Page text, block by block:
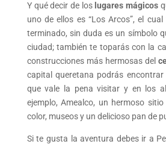
Y qué decir de los lugares mágicos
uno de ellos es “Los Arcos”, el
terminado, sin duda es un símbolo
ciudad; también te toparás con la
construcciones más hermosas del
capital queretana podrás
que vale la pena visitar y en los
ejemplo, Amealco, un hermoso
color, museos y un delicioso pan de
Si te gusta la aventura debes ir a